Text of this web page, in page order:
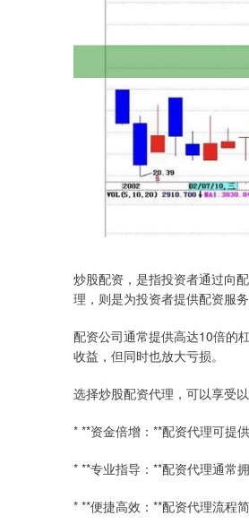
炒股配资，是指投资者通过向
理，则是为投资者提供配资服务
配资公司通常提供高达10倍的
收益，但同时也放大亏损。
选择炒股配资代理，可以享受以
* **资金倍增：**配资代理可提
* **专业指导：**配资代理通常
* **便捷高效：**配资代理流程